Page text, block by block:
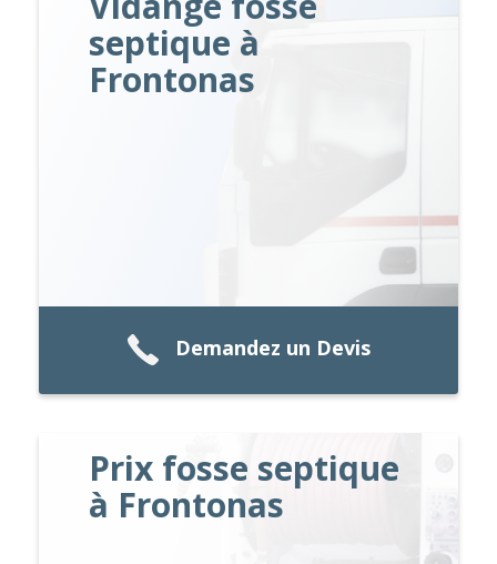
septique à
Frontonas
Demandez un Devis
Prix fosse septique
à Frontonas